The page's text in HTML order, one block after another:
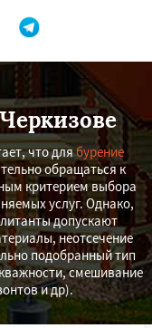
что длябурение
обращаться к
критерием выбора
услуг. Однако,
допускают
неотсечение
подобранный тип
смешивание
и др).